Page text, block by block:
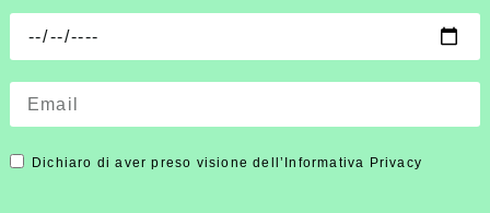
Dichiaro di aver preso visione dell’Informativa Privacy